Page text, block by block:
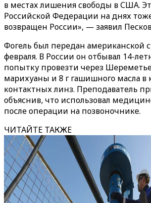
в местах лишения свободы в США.
Российской Федерации на днях
возвращен России», — заявил
Фогель был передан американской
февраля. В России он отбывал 14-
попытку провезти через
марихуаны и 8 г гашишного масла в
контактных линз. Преподаватель
объяснив, что использовал
после операции на позвоночнике.
ЧИТАЙТЕ ТАКЖЕ